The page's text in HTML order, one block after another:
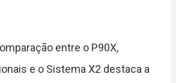
entre o P90X,
e o Sistema X2 destaca a